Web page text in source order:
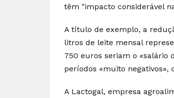
têm "impacto considerável
A título de exemplo, a
litros de leite mensal
750 euros seriam o «salário
períodos «muito negativos»,
A Lactogal, empresa